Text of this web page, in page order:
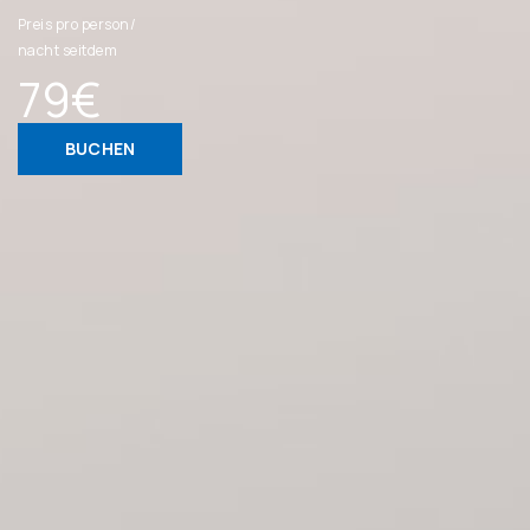
Preis pro person/
nacht seitdem
79€
BUCHEN